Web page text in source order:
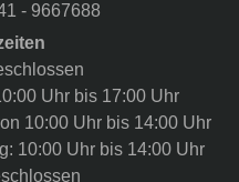
- 9667688
Uhr bis 17:00 Uhr
10:00 Uhr bis 14:00 Uhr
10:00 Uhr bis 14:00 Uhr